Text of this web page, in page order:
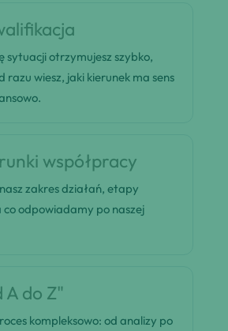
sytuacji otrzymujesz szybko,
razu wiesz, jaki kierunek ma sens
współpracy
zakres działań, etapy
co odpowiadamy po naszej
A do Z"
kompleksowo: od analizy po